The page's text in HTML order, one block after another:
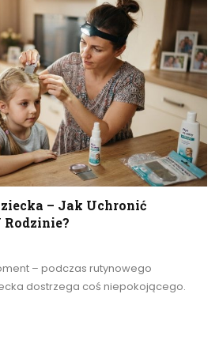
– Jak Uchronić
Rodzinie?
– podczas rutynowego
dostrzega coś niepokojącego.